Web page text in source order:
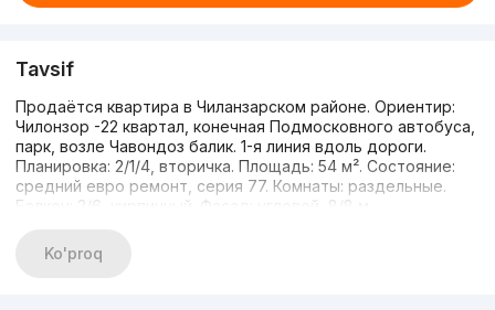
Tavsif
Продаётся квартира в Чиланзарском районe. Ориентир:
Чилонзор -22 квартал, конечная Подмосковного автобуса,
парк, возле Чавондоз балик. 1-я линия вдоль дороги.
Планировка: 2/1/4, вторичка. Площадь: 54 м². Состояние:
средний евро ремонт, серия 77. Комнаты: раздельные.
Балкон: 2/6, кирпичный. Фасад: угловой, 8/8 м.
Ko'proq